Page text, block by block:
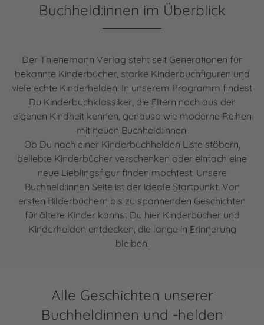
Buchheld:innen im Überblick
Der Thienemann Verlag steht seit Generationen für
bekannte Kinderbücher, starke Kinderbuchfiguren und
viele echte Kinderhelden. In unserem Programm findest
Du Kinderbuchklassiker, die Eltern noch aus der
eigenen Kindheit kennen, genauso wie moderne Reihen
mit neuen Buchheld:innen.
Ob Du nach einer Kinderbuchhelden Liste stöbern,
beliebte Kinderbücher verschenken oder einfach eine
neue Lieblingsfigur finden möchtest: Unsere
Buchheld:innen Seite ist der ideale Startpunkt. Von
ersten Bilderbüchern bis zu spannenden Geschichten
für ältere Kinder kannst Du hier Kinderbücher und
Kinderhelden entdecken, die lange in Erinnerung
bleiben.
Alle Geschichten unserer
Buchheldinnen und -helden